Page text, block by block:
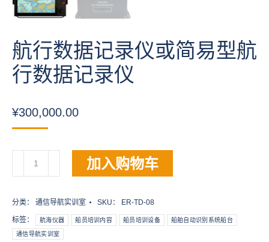
航行数据记录仪或简易型航
行数据记录仪
¥300,000.00
据
录
仪
加入购物车
分类： 通信导航实训室 SKU： ER-TD-08
标签： 航海仪器 船员培训内容 船员培训设备 船舶自动识别系统船台
通信导航实训室